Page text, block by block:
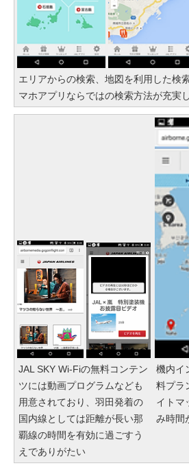
エリアからの検索、地図を利用した検
マホアプリならではの検索方法が充実
JAL SKY Wi-Fiの無料コンテン
ツには動画プログラムなども
用意されており、羽田発着の
国内線としては距離が長い那
覇線の時間を有効に過ごすう
えでありがたい
機内イ
料プラ
イトマ
み時間